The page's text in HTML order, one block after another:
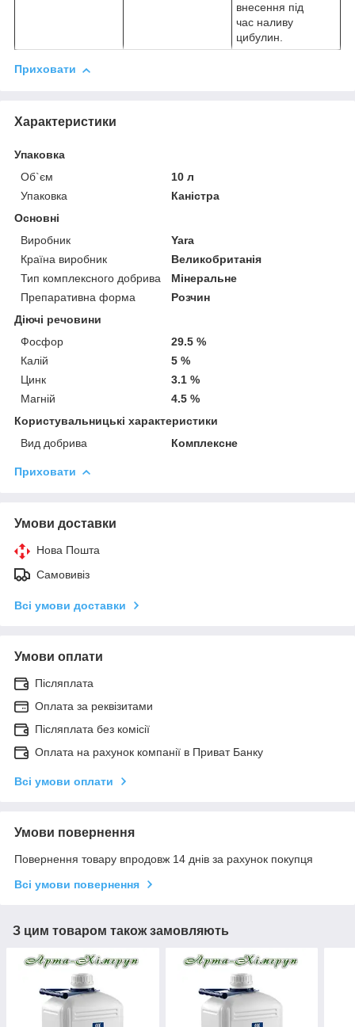
внесення під
час наливу
цибулин.
Приховати
Характеристики
Упаковка
Об`єм
10 л
Упаковка
Каністра
Основні
Виробник
Yara
Країна виробник
Великобританія
Тип комплексного добрива
Мінеральне
Препаративна форма
Розчин
Діючі речовини
Фосфор
29.5 %
Калій
5 %
Цинк
3.1 %
Магній
4.5 %
Користувальницькі характеристики
Вид добрива
Комплексне
Приховати
Умови доставки
Нова Пошта
Самовивіз
Всі умови доставки
Умови оплати
Післяплата
Оплата за реквізитами
Післяплата без комісії
Оплата на рахунок компанії в Приват Банку
Всі умови оплати
Умови повернення
Повернення товару впродовж 14 днів за рахунок покупця
Всі умови повернення
З цим товаром також замовляють